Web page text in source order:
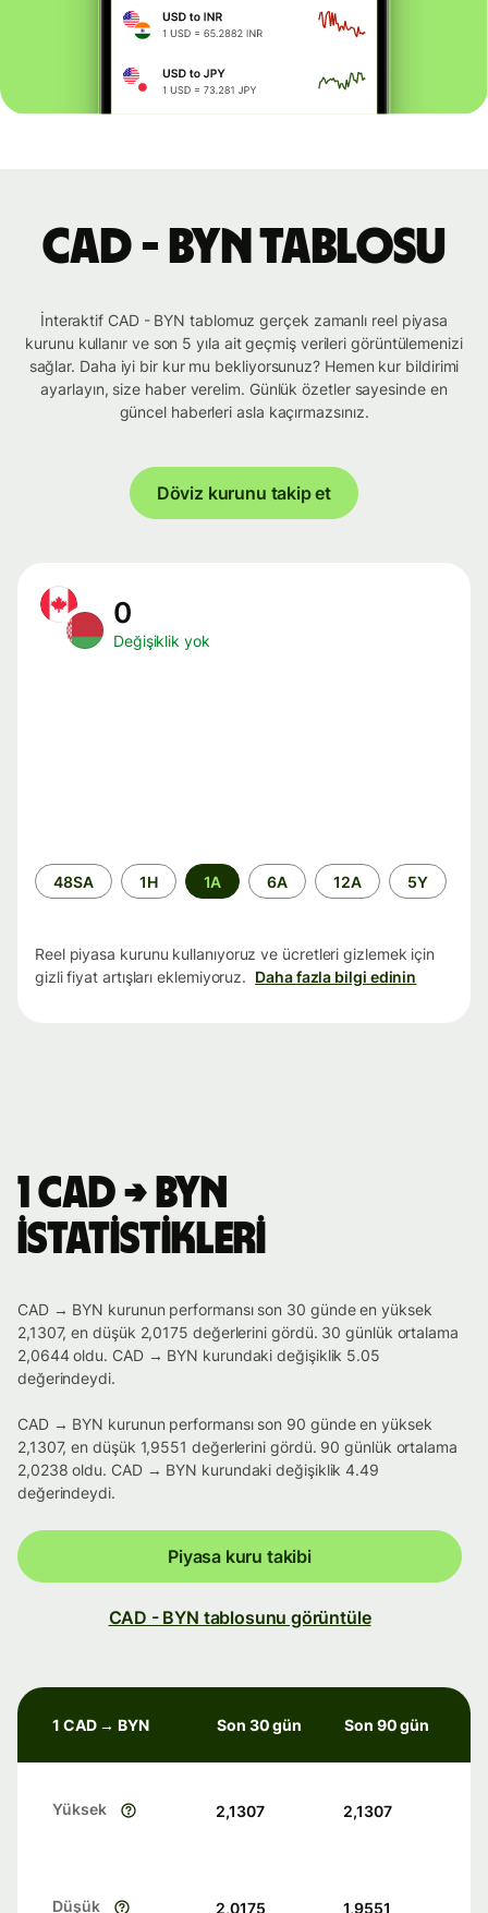
CAD - BYN tablosu
İnteraktif CAD - BYN tablomuz gerçek zamanlı reel piyasa
kurunu kullanır ve son 5 yıla ait geçmiş verileri görüntülemenizi
sağlar. Daha iyi bir kur mu bekliyorsunuz? Hemen kur bildirimi
ayarlayın, size haber verelim. Günlük özetler sayesinde en
güncel haberleri asla kaçırmazsınız.
Döviz kurunu takip et
0
Değişiklik yok
Zaman
aralığı
48SA 1H 1A 6A 12A 5Y
Reel piyasa kurunu kullanıyoruz ve ücretleri gizlemek için
gizli fiyat artışları eklemiyoruz. Daha fazla bilgi edinin
1 CAD → BYN
istatistikleri
CAD → BYN kurunun performansı son 30 günde en yüksek
2,1307, en düşük 2,0175 değerlerini gördü. 30 günlük ortalama
2,0644 oldu. CAD → BYN kurundaki değişiklik 5.05
değerindeydi.
CAD → BYN kurunun performansı son 90 günde en yüksek
2,1307, en düşük 1,9551 değerlerini gördü. 90 günlük ortalama
2,0238 oldu. CAD → BYN kurundaki değişiklik 4.49
değerindeydi.
Piyasa kuru takibi
CAD - BYN tablosunu görüntüle
1 CAD → BYN Son 30 gün Son 90 gün
Yüksek 2,1307 2,1307
Düşük 2,0175 1,9551